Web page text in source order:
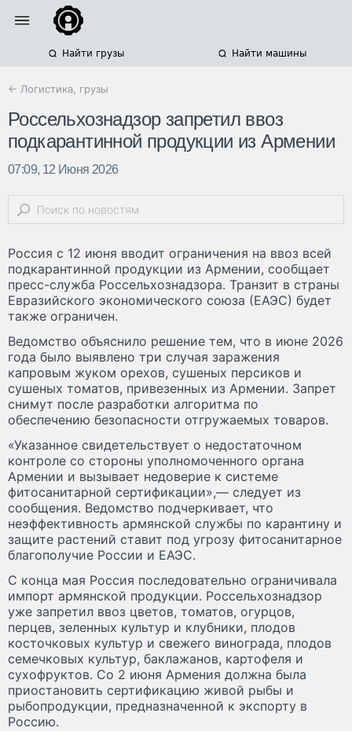
Найти грузы Найти машины
← Логистика, грузы
Россельхознадзор запретил ввоз
подкарантинной продукции из Армении
07:09, 12 Июня 2026
Россия с 12 июня вводит ограничения на ввоз всей
подкарантинной продукции из Армении, сообщает
пресс-служба Россельхознадзора. Транзит в страны
Евразийского экономического союза (ЕАЭС) будет
также ограничен.
Ведомство объяснило решение тем, что в июне 2026
года было выявлено три случая заражения
капровым жуком орехов, сушеных персиков и
сушеных томатов, привезенных из Армении. Запрет
снимут после разработки алгоритма по
обеспечению безопасности отгружаемых товаров.
«Указанное свидетельствует о недостаточном
контроле со стороны уполномоченного органа
Армении и вызывает недоверие к системе
фитосанитарной сертификации»,— следует из
сообщения. Ведомство подчеркивает, что
неэффективность армянской службы по карантину и
защите растений ставит под угрозу фитосанитарное
благополучие России и ЕАЭС.
С конца мая Россия последовательно ограничивала
импорт армянской продукции. Россельхознадзор
уже запретил ввоз цветов, томатов, огурцов,
перцев, зеленных культур и клубники, плодов
косточковых культур и свежего винограда, плодов
семечковых культур, баклажанов, картофеля и
сухофруктов. Со 2 июня Армения должна была
приостановить сертификацию живой рыбы и
рыбопродукции, предназначенной к экспорту в
Россию.